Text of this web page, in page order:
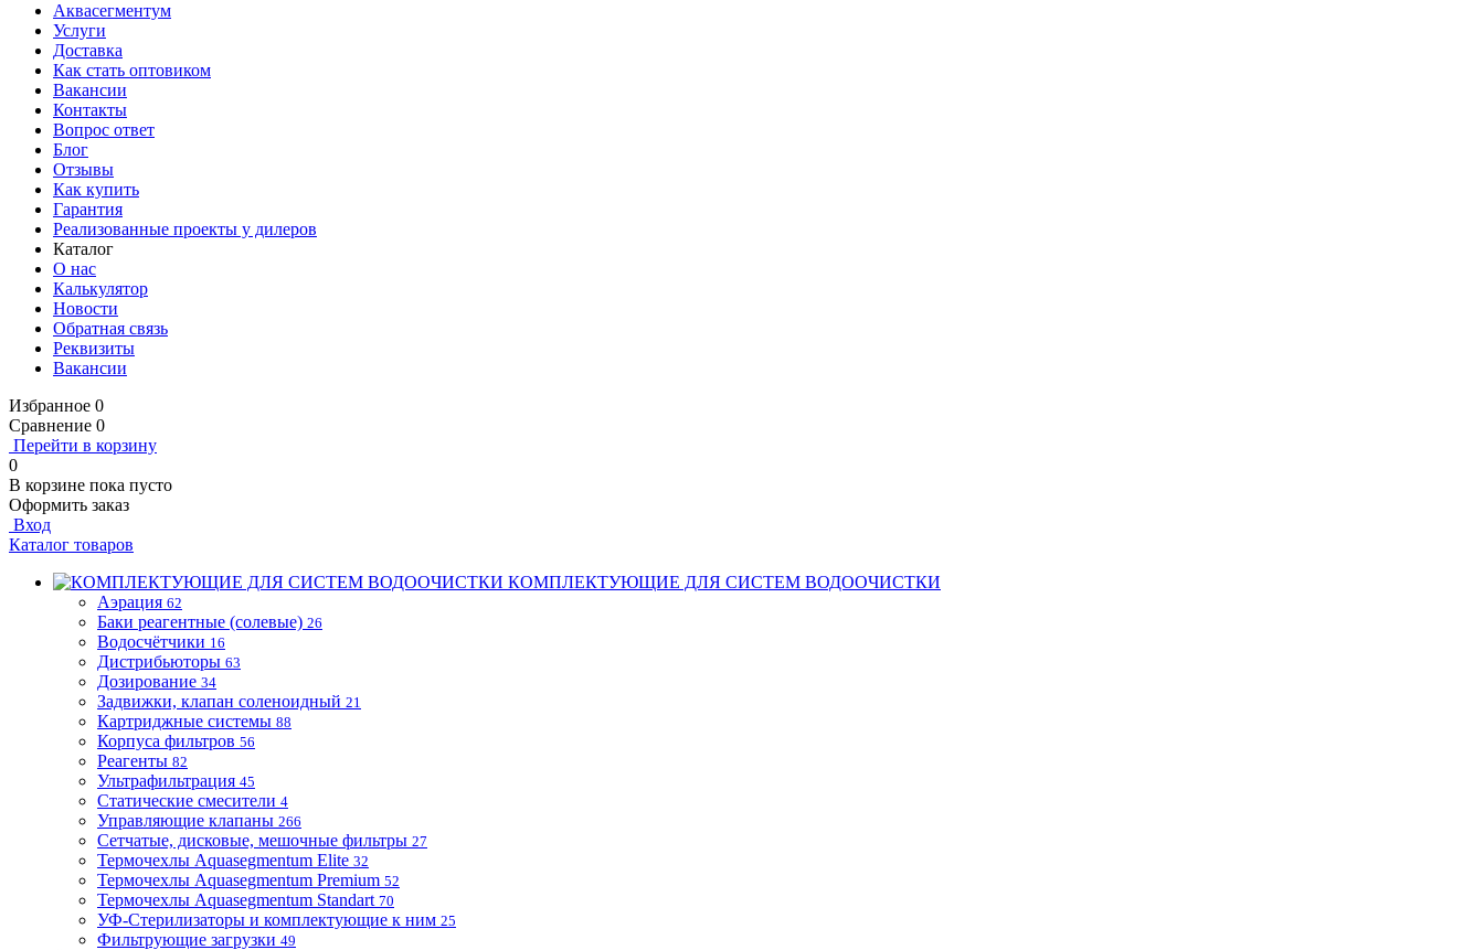
Аквасегментум
Услуги
Доставка
Как стать оптовиком
Вакансии
Контакты
Вопрос ответ
Блог
Отзывы
Как купить
Гарантия
Реализованные проекты у дилеров
Каталог
О нас
Калькулятор
Новости
Обратная связь
Реквизиты
Вакансии
Избранное 0
Сравнение 0
Перейти в корзину
0
В корзине пока пусто
Оформить заказ
Вход
Каталог товаров
КОМПЛЕКТУЮЩИЕ ДЛЯ СИСТЕМ ВОДООЧИСТКИ
Аэрация 62
Баки реагентные (солевые) 26
Водосчётчики 16
Дистрибьюторы 63
Дозирование 34
Задвижки, клапан соленоидный 21
Картриджные системы 88
Корпуса фильтров 56
Реагенты 82
Ультрафильтрация 45
Статические смесители 4
Управляющие клапаны 266
Сетчатые, дисковые, мешочные фильтры 27
Термочехлы Aquasegmentum Elite 32
Термочехлы Aquasegmentum Premium 52
Термочехлы Aquasegmentum Standart 70
УФ-Стерилизаторы и комплектующие к ним 25
Фильтрующие загрузки 49